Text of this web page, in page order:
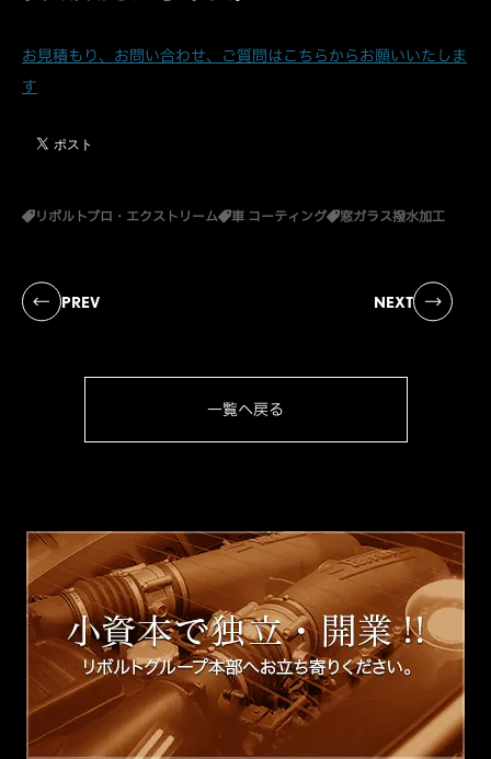
お見積もり、お問い合わせ、ご質問はこちらからお願いいたしま
す
リボルトプロ・エクストリーム 車 コーティング 窓ガラス撥水加工
PREV NEXT
一覧へ戻る